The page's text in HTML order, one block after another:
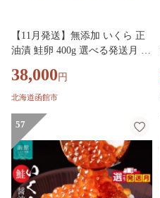
【11月発送】無添加 いくら 正
油漬 鮭卵 400g 選べる発送月 函
鮮 いくら丼 パスタ 海の宝石 食
感 贅沢 使い切りサイズ おにぎ
館 ふるさと グルメ お取り寄せ
送料無料_HD032-067-11
38,000 円
北海道函館市
57